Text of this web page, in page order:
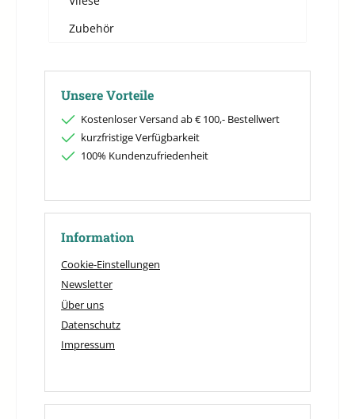
Zubehör
Unsere Vorteile
Kostenloser Versand ab € 100,- Bestellwert
kurzfristige Verfügbarkeit
100% Kundenzufriedenheit
Information
Cookie-Einstellungen
Newsletter
Über uns
Datenschutz
Impressum